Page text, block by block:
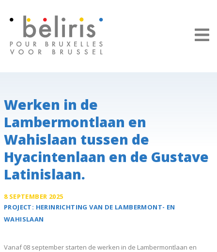
Werken in de
Lambermontlaan en
Wahislaan tussen de
Hyacintenlaan en de Gustave
Latinislaan.
8 SEPTEMBER 2025
PROJECT: HERINRICHTING VAN DE LAMBERMONT- EN
WAHISLAAN
Vanaf 08 september starten de werken in de Lambermontlaan en